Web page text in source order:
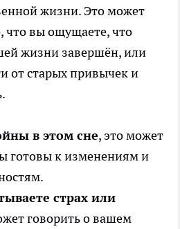
жизни. Это может
что вы ощущаете, что
жизни завершён, или
от старых привычек и
в этом сне, это может
готовы к изменениям и
страх или
говорить о вашем